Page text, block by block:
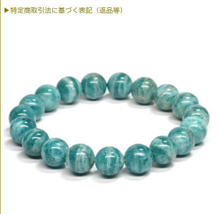
▶特定商取引法に基づく表記（返品等）